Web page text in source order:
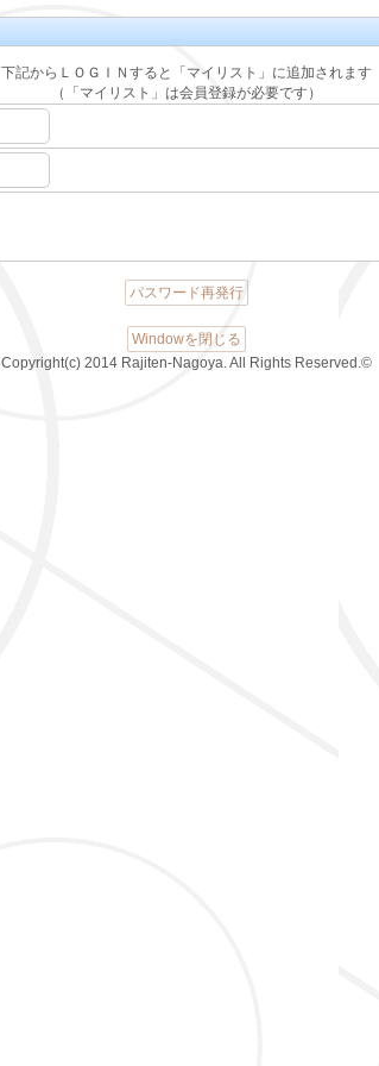
下記からＬＯＧＩＮすると「マイリスト」に追加されます
（「マイリスト」は会員登録が必要です）
パスワード再発行
Windowを閉じる
Copyright(c) 2014 Rajiten-Nagoya. All Rights Reserved.©